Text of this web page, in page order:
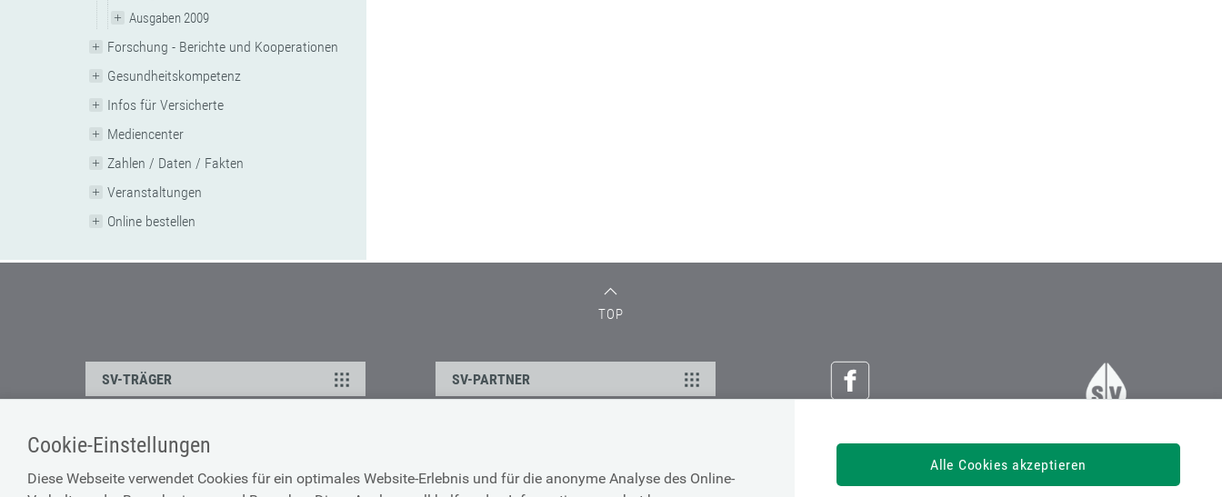
Cookie-Einstellungen
Diese Webseite verwendet Cookies für ein optimales Website-Erlebnis und für die anonyme Analyse des Online-
Alle Cookies akzeptieren
Ausgaben 2009
Forschung - Berichte und Kooperationen
Gesundheitskompetenz
Infos für Versicherte
Mediencenter
Zahlen / Daten / Fakten
Veranstaltungen
Online bestellen
TOP
Österreichische Sozialversicherung
Dachverband der Sozialversicherungsträger
SV-TRÄGER SV-PARTNER
ÜBER UNS
Kontakt Barrierefreiheitserklärung Cookie-Erklärung